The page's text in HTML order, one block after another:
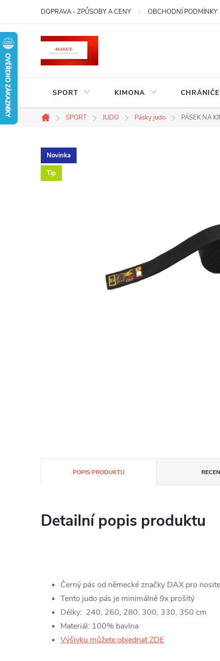
obsah
DOPRAVA - ZPŮSOBY A CENY OBCHODNÍ PODMÍNKY
SPORT KIMONA CHRÁNIČE
Domů
SPORT JUDO Pásky judo PÁSEK NA
Novinka
Tip
POPIS PRODUKTU
Detailní popis produktu
Černý pás od německé značky DAX pro
Tento judo pás je minimálně 9x prošitý
Délky: 240, 260, 280, 300, 330, 350 cm
Materiál: 100% bavlna
Výšivku můžete objednat ZDE